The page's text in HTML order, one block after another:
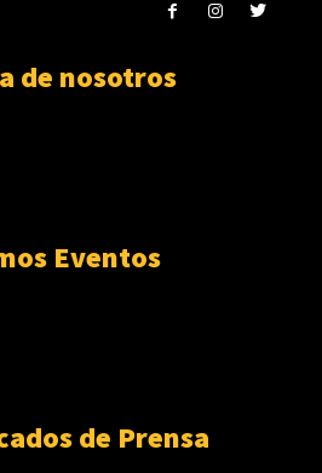
de nosotros
Eventos
de Prensa